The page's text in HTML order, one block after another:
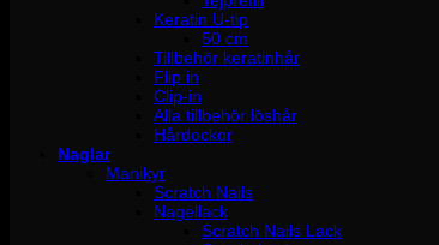
Keratin U-tip
50 cm
Tillbehör keratinhår
Flip in
Clip-in
Alla tillbehör löshår
Hårdockor
Naglar
Manikyr
Scratch Nails
Nagellack
Scratch Nails Lack